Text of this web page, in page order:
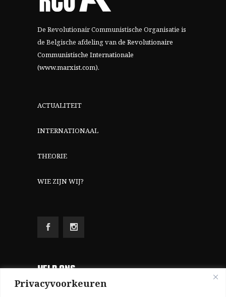
Privacyvoorkeuren
De Revolutionair Communistische Organisatie is
de Belgische afdeling vande Revolutionaire
Communistische Internationale
(www.marxist.com).
ACTUALITEIT
INTERNATIONAAL
THEORIE
WIE ZIJN WIJ?
HELP ONS